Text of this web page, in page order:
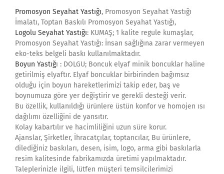
Promosyon Seyahat Yastığı, Promosyon Seyahat Yastığı
İmalatı, Toptan Baskılı Promosyon Seyahat Yastığı,
Logolu Seyahat Yastığı: KUMAŞ; 1 kalite regule kumaşlar,
Promosyon Seyahat Yastığı: İnsan sağlığına zarar vermeyen
eko-teks belgeli baskı kullanılmaktadır.
Boyun Yastığı : DOLGU; Boncuk elyaf minik boncuklar haline
getirilmiş elyaftır. Elyaf boncuklar birbirinden bağımsız
olduğu için boyun hareketlerimizi takip eder, baş ve
boynumuza göre yer değiştirir ve gerekli desteği verir.
Bu özellik, kullanıldığı ürünlere üstün konfor ve homojen ısı
dağılımı özelliğini de yansıtır.
Kolay kabartılır ve hacimliliğini uzun süre korur.
Ajanslar, Şirketler, İhracatçılar, toptancılar, Bu ürünlere,
dilediğiniz baskıları, desen, isim, logo, arma gibi baskılarla
resim kalitesinde fabrikamızda üretimi yapılmaktadır.
Taleplerinizle ilgili, lütfen müşteri temsilcilerimizi